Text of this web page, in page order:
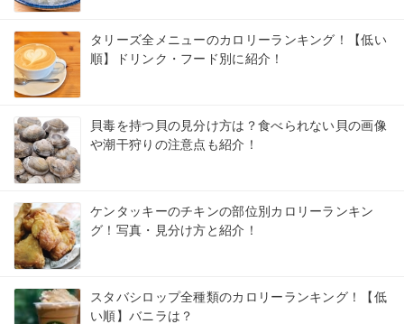
タリーズ全メニューのカロリーランキング！【低い
順】ドリンク・フード別に紹介！
貝毒を持つ貝の見分け方は？食べられない貝の画像
や潮干狩りの注意点も紹介！
ケンタッキーのチキンの部位別カロリーランキン
グ！写真・見分け方と紹介！
スタバシロップ全種類のカロリーランキング！【低
い順】バニラは？